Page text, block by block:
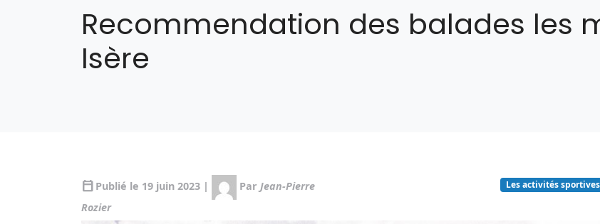
Recommendation des balades les
Isère
calendar_today Publié le 19 juin 2023 | Par Jean-Pierre
Rozier
Les activités sportives